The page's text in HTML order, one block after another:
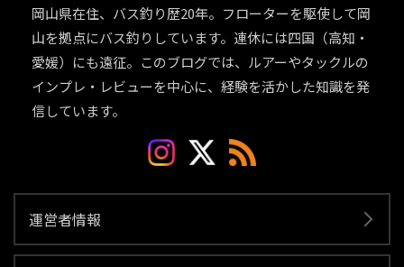
岡山県在住、バス釣り歴20年。フローターを駆使して岡
山を拠点にバス釣りしています。連休には四国（高知・
愛媛）にも遠征。このブログでは、ルアーやタックルの
インプレ・レビューを中心に、経験を活かした知識を発
信しています。
運営者情報